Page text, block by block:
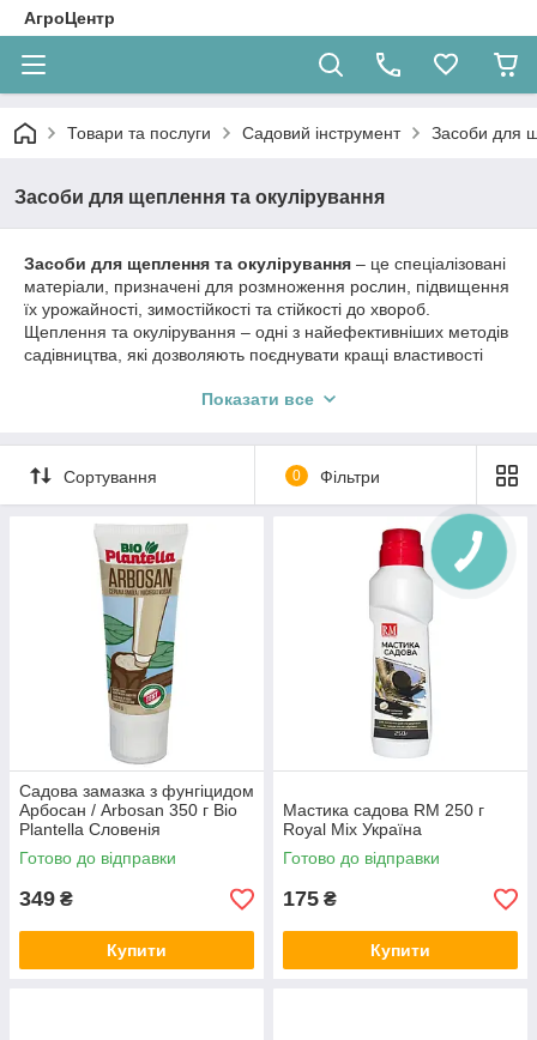
АгроЦентр
Товари та послуги Садовий інструмент Засоби для
Засоби для щеплення та окулірування
Засоби для щеплення та окулірування – це спеціалізовані
матеріали, призначені для розмноження рослин, підвищення
їх урожайності, зимостійкості та стійкості до хвороб.
Щеплення та окулірування – одні з найефективніших методів
садівництва, які дозволяють поєднувати кращі властивості
У даній категорії ви знайдете все необхідне як для
Стрічки та плівки для щеплення
герметичної фіксації місця щеплення.
Садов
і бальзами та
— для захисту зрізів від
інфекцій та висихання.
Парафін та воски
— для збереження живців.
Показати все
Сортування 0 Фільтри
Садова замазка з фунгіцидом
Арбосан / Arbosan 350 г Bio
Plantella Словенія
Готово до відправки
349 ₴
Купити
Мастика садова RM 250 г
Royal Mix Україна
Готово до відправки
175 ₴
Купити